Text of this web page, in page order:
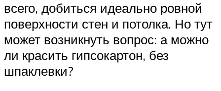
всего, добиться идеально ровной
поверхности стен и потолка. Но тут
может возникнуть вопрос: а можно
ли красить гипсокартон, без
шпаклевки?